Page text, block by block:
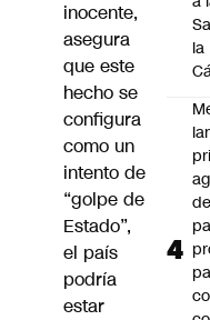
inocente,
asegura
que este
hecho se
configura
como un
intento de
“golpe de
Estado”,
el país
podría
estar
la